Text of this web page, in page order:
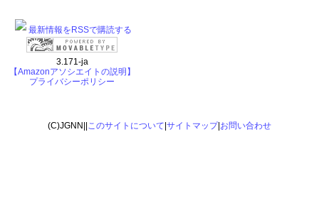
最新情報をRSSで購読する
3.171-ja
【Amazonアソシエイトの説明】
プライバシーポリシー
(C)JGNN|| このサイトについて サイトマップ| お問い合わせ